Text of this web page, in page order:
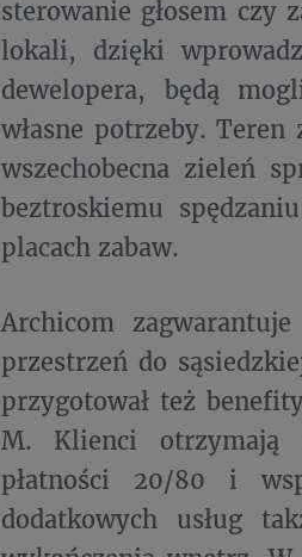
sterowanie głosem czy
lokali, dzięki
dewelopera, będą
własne potrzeby.
wszechobecna zieleń
beztroskiemu
placach zabaw.
Archicom
przestrzeń do
przygotował też
M. Klienci otrzymają
płatności 20/80 i
dodatkowych usług